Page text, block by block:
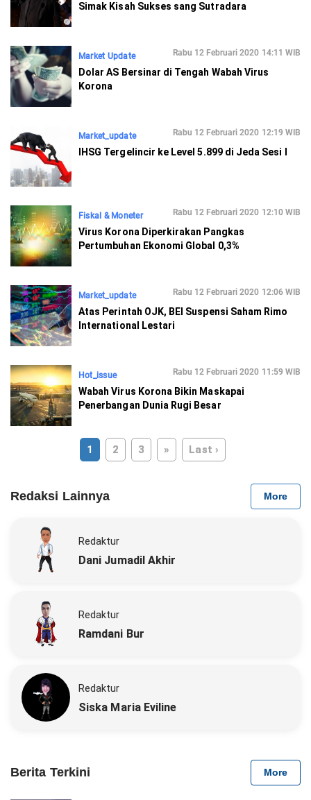
Simak Kisah Sukses sang Sutradara
Market Update Rabu 12 Februari 2020 14:11 WIB
Dolar AS Bersinar di Tengah Wabah Virus
Korona
Market_update Rabu 12 Februari 2020 12:19 WIB
IHSG Tergelincir ke Level 5.899 di Jeda Sesi I
Fiskal & Moneter Rabu 12 Februari 2020 12:10 WIB
Virus Korona Diperkirakan Pangkas
Pertumbuhan Ekonomi Global 0,3%
Market_update Rabu 12 Februari 2020 12:06 WIB
Atas Perintah OJK, BEI Suspensi Saham Rimo
International Lestari
Hot_issue Rabu 12 Februari 2020 11:59 WIB
Wabah Virus Korona Bikin Maskapai
Penerbangan Dunia Rugi Besar
1 2 3 » Last ›
Redaksi Lainnya More
Redaktur
Dani Jumadil Akhir
Redaktur
Ramdani Bur
Redaktur
Siska Maria Eviline
Berita Terkini More